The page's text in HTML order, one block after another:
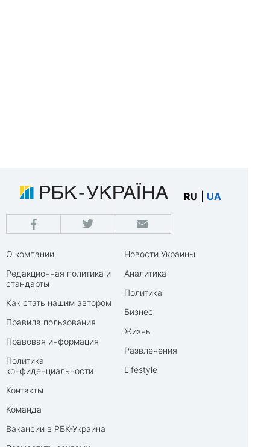
RU UA
О компании
Редакционная политика и
стандарты
Как стать нашим автором
Правила пользования
Правовая информация
Политика
конфиденциальности
Контакты
Команда
Вакансии в РБК-Украина
Новости Украины
Аналитика
Политика
Бизнес
Жизнь
Развлечения
Lifestyle